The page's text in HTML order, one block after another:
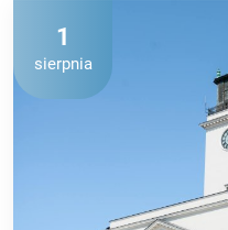
1
sierpnia